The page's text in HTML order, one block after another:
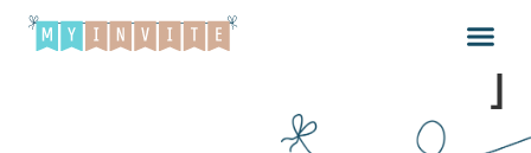
Brit_097_V22 [ Video
]